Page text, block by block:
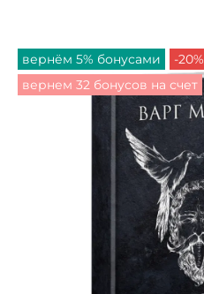
вернём 5% бонусами
-20%
вернем 32 бонусов на счет